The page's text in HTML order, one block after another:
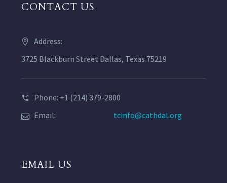
CONTACT US
Address:
3725 Blackburn Street Dallas, Texas 75219
Phone: +1 (214) 379-2800
Email:
tcinfo@cathdal.org
EMAIL US